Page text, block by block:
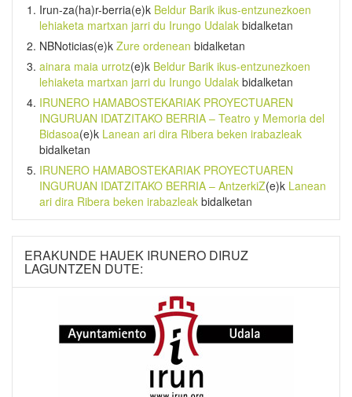
Irun-za(ha)r-berria(e)k Beldur Barik ikus-entzunezkoen
lehiaketa martxan jarri du Irungo Udalak bidalketan
NBNoticias(e)k Zure ordenean bidalketan
ainara maia urrotz(e)k Beldur Barik ikus-entzunezkoen
lehiaketa martxan jarri du Irungo Udalak bidalketan
IRUNERO HAMABOSTEKARIAK PROYECTUAREN
INGURUAN IDATZITAKO BERRIA – Teatro y Memoria del
Bidasoa(e)k Lanean ari dira Ribera beken irabazleak
bidalketan
IRUNERO HAMABOSTEKARIAK PROYECTUAREN
INGURUAN IDATZITAKO BERRIA – AntzerkiZ(e)k Lanean
ari dira Ribera beken irabazleak bidalketan
ERAKUNDE HAUEK IRUNERO DIRUZ
LAGUNTZEN DUTE: